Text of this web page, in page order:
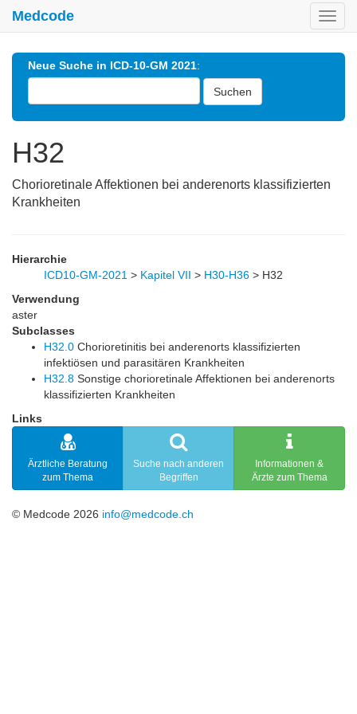
Medcode
Neue Suche in ICD-10-GM 2021:
Suchen
H32
Chorioretinale Affektionen bei anderenorts klassifizierten
Krankheiten
Hierarchie
ICD10-GM-2021 > Kapitel VII > H30-H36 > H32
Verwendung
aster
Subclasses
H32.0 Chorioretinitis bei anderenorts klassifizierten
infektiösen und parasitären Krankheiten
H32.8 Sonstige chorioretinale Affektionen bei anderenorts
klassifizierten Krankheiten
Links
Ärztliche Beratung
zum Thema
Suche nach anderen
Begriffen
Informationen &
Ärzte zum Thema
© Medcode 2026 info@medcode.ch